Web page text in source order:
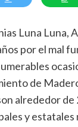
Luna Luna,
por el mal
de
alrededor de
y estatales